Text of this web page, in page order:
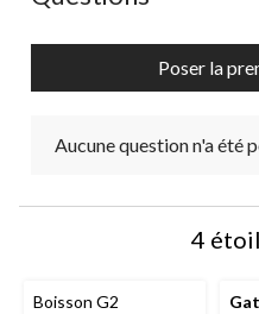
Poser la
Aucune question n'a été
4
Boisson G2